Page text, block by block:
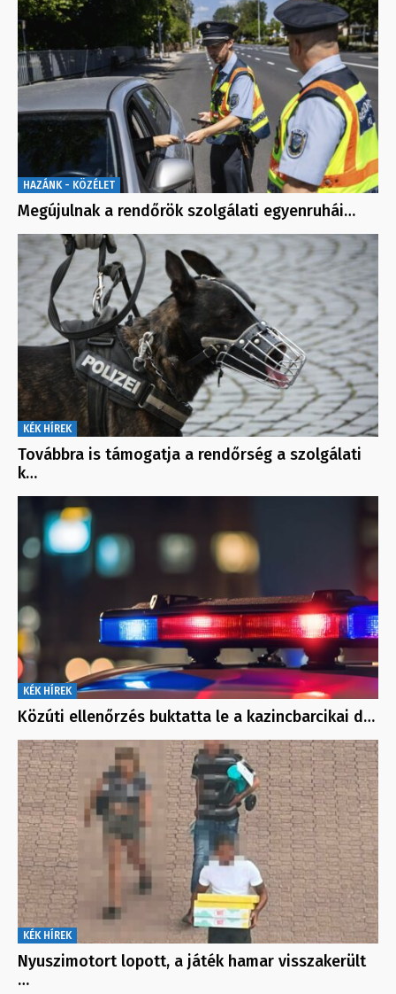
HAZÁNK - KÖZÉLET
Megújulnak a rendőrök szolgálati egyenruhái…
KÉK HÍREK
Továbbra is támogatja a rendőrség a szolgálati
k…
KÉK HÍREK
Közúti ellenőrzés buktatta le a kazincbarcikai d…
KÉK HÍREK
Nyuszimotort lopott, a játék hamar visszakerült
…